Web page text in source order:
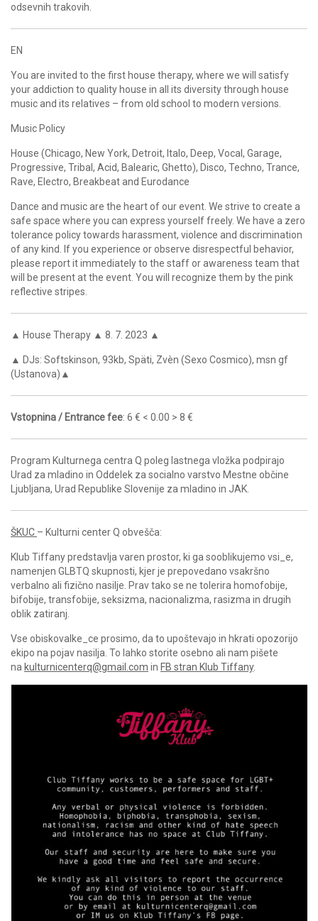
odsevnih trakovih.
EN
You are invited to the first house therapy, where we will satisfy
your addiction to quality house in all its diversity through house
music and its relatives – from old school to modern versions.
Music Policy
House (Chicago, New York, Detroit, Italo, Deep, Vocal, Garage,
Progressive, Tribal, Acid, Balearic, Ghetto), Disco, Techno, Trance,
Rave, Electro, Breakbeat and Eurodance
Dance and music are the heart of our event. We strive to create a
safe space where you can express yourself freely. We have a zero
tolerance policy towards harassment, violence and discrimination
of any kind. If you experience or observe disrespectful behavior,
please report it immediately to the staff or awareness team that
will be present at the event. You will recognize them by the pink
reflective stripes.
▲ House Therapy ▲ 8. 7. 2023 ▲
▲ DJs: Softskinson, 93kb, Späti, Zvèn (Sexo Cosmico), msn gf
(Ustanova)▲
Vstopnina / Entrance fee: 6 € < 0.00 > 8 €
Program Kulturnega centra Q poleg lastnega vložka podpirajo
Urad za mladino in Oddelek za socialno varstvo Mestne občine
Ljubljana, Urad Republike Slovenije za mladino in JAK.
ŠKUC – Kulturni center Q obvešča:
Klub Tiffany predstavlja varen prostor, ki ga sooblikujemo vsi_e,
namenjen GLBTQ skupnosti, kjer je prepovedano vsakršno
verbalno ali fizično nasilje. Prav tako se ne tolerira homofobije,
bifobije, transfobije, seksizma, nacionalizma, rasizma in drugih
oblik zatiranj.
Vse obiskovalke_ce prosimo, da to upoštevajo in hkrati opozorijo
ekipo na pojav nasilja. To lahko storite osebno ali nam pišete
na kulturnicenterq@gmail.com in FB stran Klub Tiffany.